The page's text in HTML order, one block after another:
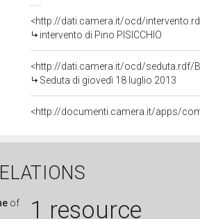
<http://dati.camera.it/ocd/
intervento di Pino PISICCHIO
<http://dati.camera.it/ocd/seduta.rdf/
Seduta di giovedì 18 luglio 2013
of 1 resource